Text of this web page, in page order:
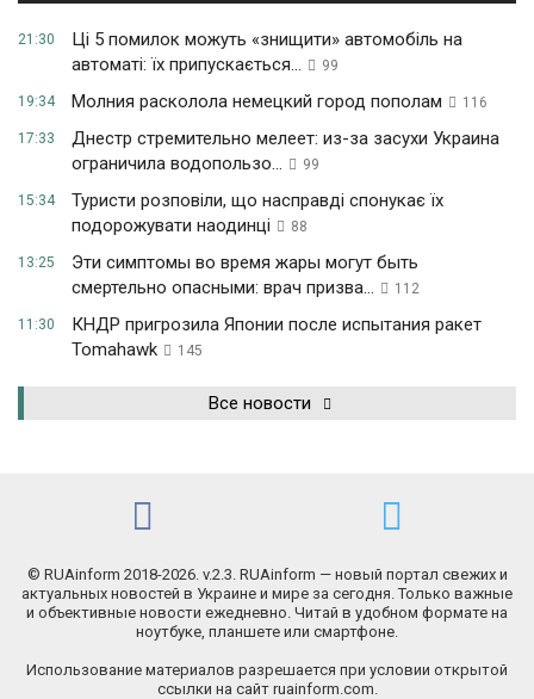
21:30
Ці 5 помилок можуть «знищити» автомобіль на
автоматі: їх припускається...
99
19:34 Молния расколола немецкий город пополам 116
17:33
Днестр стремительно мелеет: из-за засухи Украина
ограничила водопользо...
99
15:34
Туристи розповіли, що насправді спонукає їх
подорожувати наодинці
88
13:25
Эти симптомы во время жары могут быть
смертельно опасными: врач призва...
112
11:30
КНДР пригрозила Японии после испытания ракет
Tomahawk
145
Все новости
© RUAinform 2018-2026. v.2.3. RUAinform — новый портал свежих и
актуальных новостей в Украине и мире за сегодня. Только важные
и объективные новости ежедневно. Читай в удобном формате на
ноутбуке, планшете или смартфоне.
Использование материалов разрешается при условии открытой
ссылки на сайт ruainform.com.